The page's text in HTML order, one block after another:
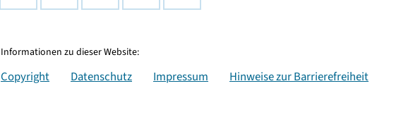
Informationen zu dieser Website:
Copyright Datenschutz Impressum Hinweise zur Barrierefreiheit